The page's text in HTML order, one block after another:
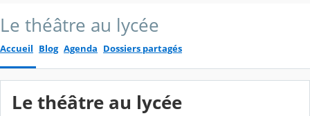
Le théâtre au lycée
Accueil Blog Agenda Dossiers partagés
Le théâtre au lycée